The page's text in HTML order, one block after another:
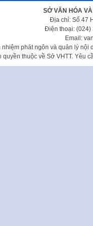
SỞ VĂN HÓA
Địa chỉ: Số 47
Điện thoại: (024)
Email:
nhiệm phát ngôn và quản lý nội
quyền thuộc về Sở VHTT. Yêu